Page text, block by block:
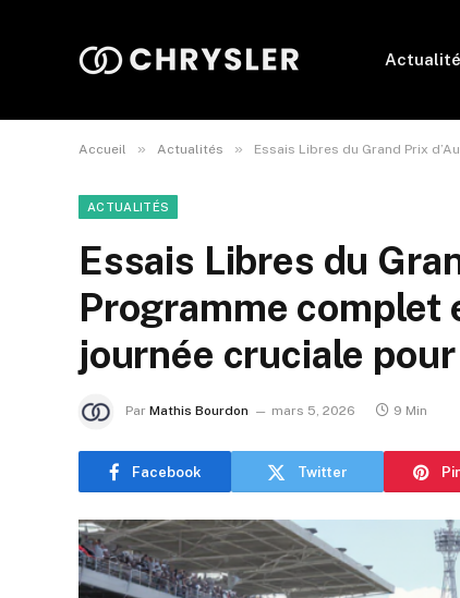
Accueil » Actualités » Essais Libres du Grand Prix
ACTUALITÉS
Essais Libres du
Programme complet
journée cruciale
Par Mathis Bourdon mars 5, 2026 9 Min
Facebook Twitter